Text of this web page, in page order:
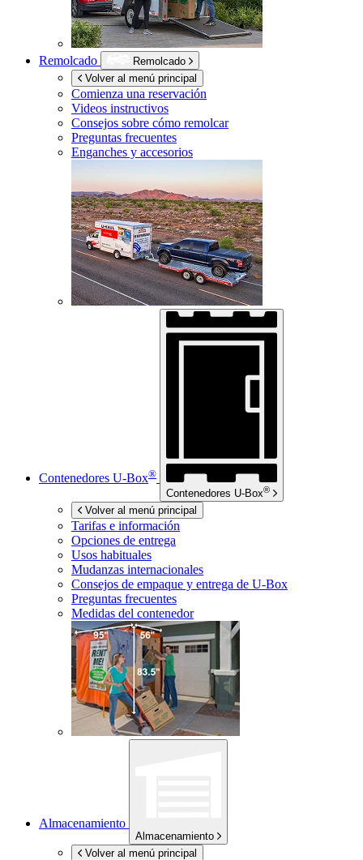
Remolcado
Remolcado
Volver al menú principal
Comienza una reservación
Videos instructivos
Consejos sobre cómo remolcar
Preguntas frecuentes
Enganches y accesorios
Contenedores U-Box®
Contenedores U-Box®
Volver al menú principal
Tarifas e información
Opciones de entrega
Usos habituales
Mudanzas internacionales
Consejos de empaque y entrega de U-Box
Preguntas frecuentes
Medidas del contenedor
Almacenamiento
Almacenamiento
Volver al menú principal